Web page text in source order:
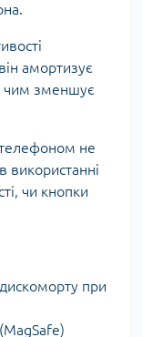
амортизує
чим зменшує
телефоном не
використанні
чи кнопки
при